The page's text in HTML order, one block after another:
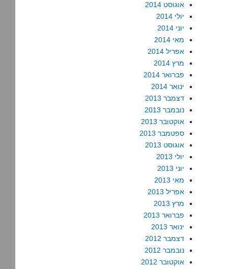
אוגוסט 2014
יולי 2014
יוני 2014
מאי 2014
אפריל 2014
מרץ 2014
פברואר 2014
ינואר 2014
דצמבר 2013
נובמבר 2013
אוקטובר 2013
ספטמבר 2013
אוגוסט 2013
יולי 2013
יוני 2013
מאי 2013
אפריל 2013
מרץ 2013
פברואר 2013
ינואר 2013
דצמבר 2012
נובמבר 2012
אוקטובר 2012